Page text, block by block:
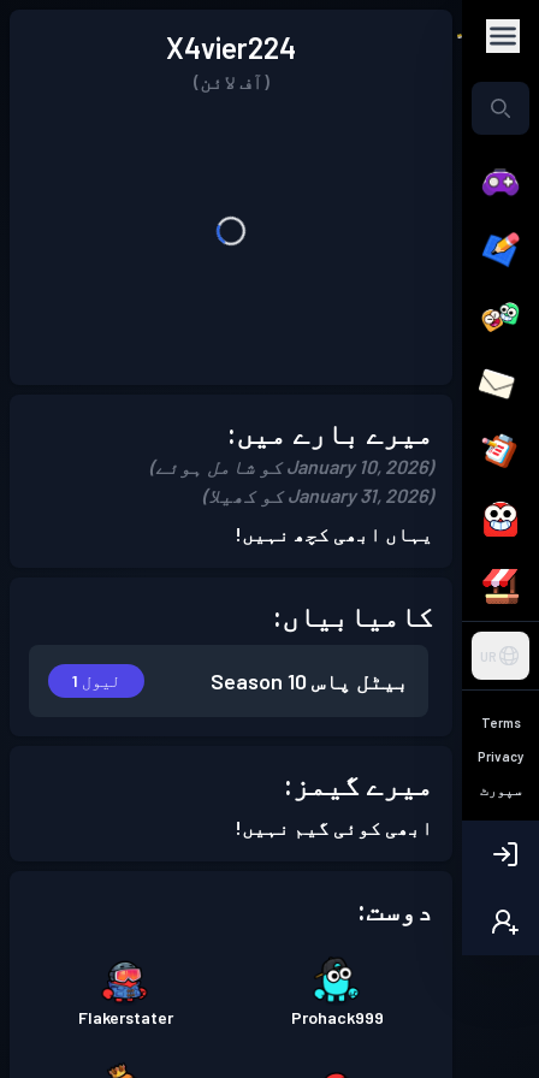
UR
Terms
Privacy
سپورٹ
X4vier224
(آف لائن)
میرے بارے میں:
(January 10, 2026 کو شامل ہوئے)
(January 31, 2026 کو کھیلا)
یہاں ابھی کچھ نہیں!
کامیابیاں:
بیٹل پاسSeason 10 لیول 1
میرے گیمز:
ابھی کوئی گیم نہیں!
دوست:
Prohack999
Flakerstater